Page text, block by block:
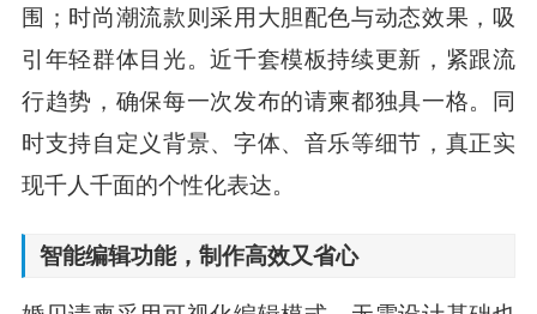
围；时尚潮流款则采用大胆配色与动态效果，吸
引年轻群体目光。近千套模板持续更新，紧跟流
行趋势，确保每一次发布的请柬都独具一格。同
时支持自定义背景、字体、音乐等细节，真正实
现千人千面的个性化表达。
智能编辑功能，制作高效又省心